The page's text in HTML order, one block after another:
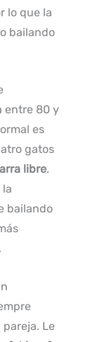
lo que la
bailando
entre 80 y
es
gatos
libre.
la
bailando
Le